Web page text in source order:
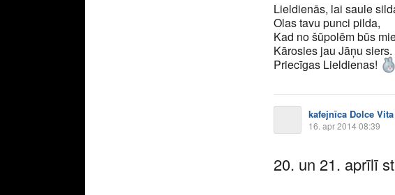
Lieldienās, lai saule
Olas tavu punci pilda,
Kad no šūpolēm būs
Kārosies jau Jāņu siers.
Priecīgas Lieldienas!
kafejnīca Dolce Vita
16. apr 2014 08:39
20. un 21. aprīlī